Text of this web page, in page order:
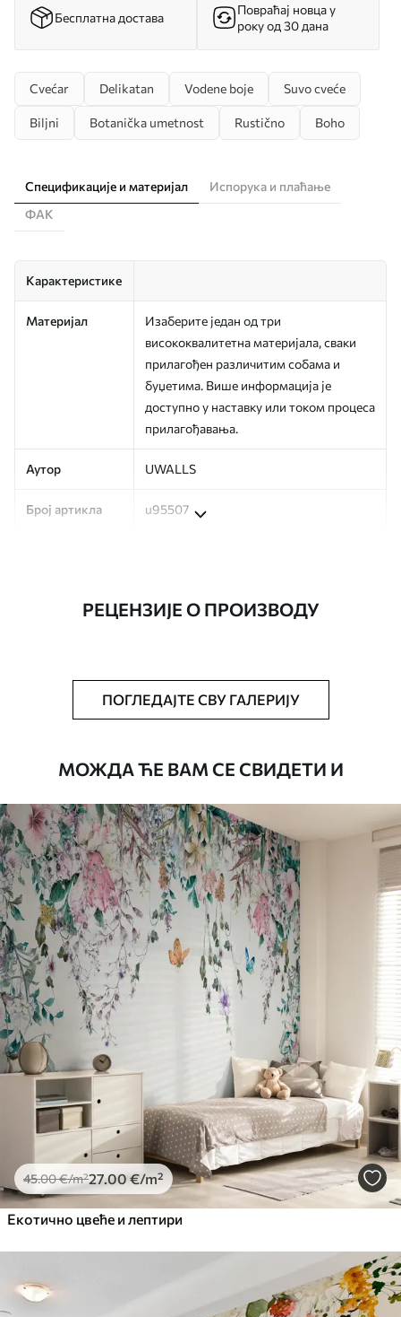
Бесплатна достава
Повраћај новца у
року од 30 дана
Cvećar Delikatan Vodene boje Suvo cveće
Biljni Botanička umetnost Rustično Boho
Спецификације и материјал
Испорука и плаћање
ФАК
Карактеристике
Материјал
Изаберите један од три
висококвалитетна материјала, сваки
прилагођен различитим собама и
буџетима. Више информација је
доступно у наставку или током процеса
прилагођавања.
Аутор UWALLS
Број артикла u95507
Тапета се може нежно очистити меким
сунђером. Позадине са завршном
водом.
Доступни материјали
Standard
45.0027.00€/m²
Premium
56.67 .00 €/m²
Premium Vinil
65.00
Peel and Stick
81.6749.00€/m²
РЕЦЕНЗИЈЕ О ПРОИЗВОДУ
ПОГЛЕДАЈТЕ СВУ ГАЛЕРИЈУ
МОЖДА ЋЕ ВАМ СЕ СВИДЕТИ И
45.00€/m²27.00 €/m²
Екотично цвеће и лептири